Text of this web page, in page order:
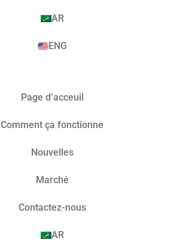
AR
ENG
Page d’acceuil
Comment ça fonctionne
Nouvelles
Marché​
Contactez-nous
AR